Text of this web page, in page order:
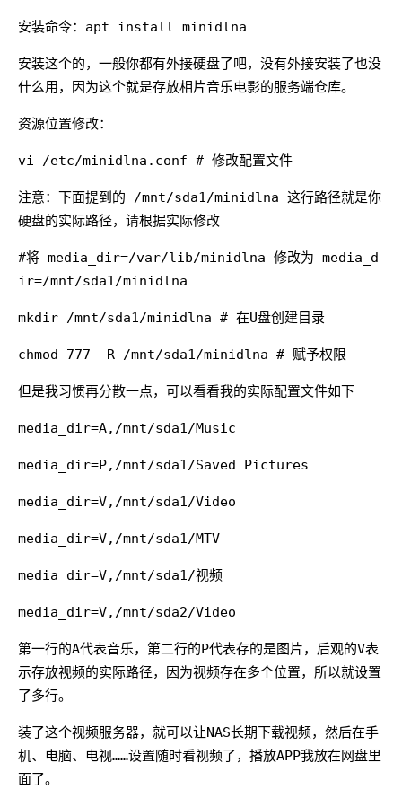
安装命令：apt install minidlna
安装这个的，一般你都有外接硬盘了吧，没有外接安装了也没
什么用，因为这个就是存放相片音乐电影的服务端仓库。
资源位置修改：
vi /etc/minidlna.conf # 修改配置文件
注意：下面提到的 /mnt/sda1/minidlna 这行路径就是你
硬盘的实际路径，请根据实际修改
#将 media_dir=/var/lib/minidlna 修改为 media_d
ir=/mnt/sda1/minidlna
mkdir /mnt/sda1/minidlna # 在U盘创建目录
chmod 777 -R /mnt/sda1/minidlna # 赋予权限
但是我习惯再分散一点，可以看看我的实际配置文件如下
media_dir=A,/mnt/sda1/Music
media_dir=P,/mnt/sda1/Saved Pictures
media_dir=V,/mnt/sda1/Video
media_dir=V,/mnt/sda1/MTV
media_dir=V,/mnt/sda1/视频
media_dir=V,/mnt/sda2/Video
第一行的A代表音乐，第二行的P代表存的是图片，后观的V表
示存放视频的实际路径，因为视频存在多个位置，所以就设置
了多行。
装了这个视频服务器，就可以让NAS长期下载视频，然后在手
机、电脑、电视……设置随时看视频了，播放APP我放在网盘里
面了。